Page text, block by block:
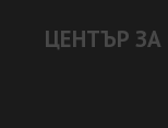
ЦЕНТЪР